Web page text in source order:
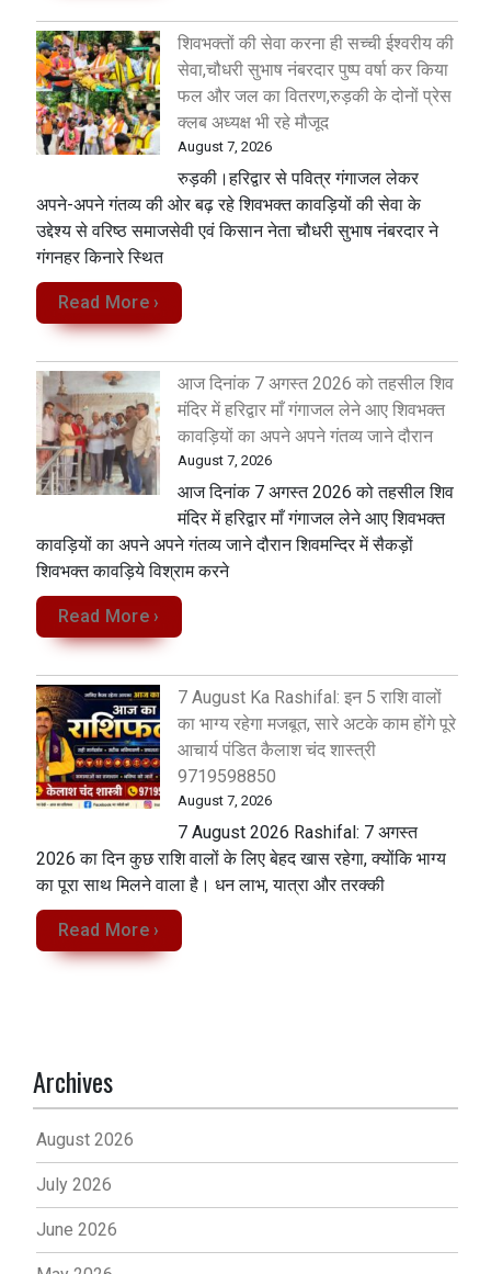
शिवभक्तों की सेवा करना ही सच्ची ईश्वरीय की
सेवा,चौधरी सुभाष नंबरदार पुष्प वर्षा कर किया
फल और जल का वितरण,रुड़की के दोनों प्रेस
क्लब अध्यक्ष भी रहे मौजूद
August 7, 2026
रुड़की।हरिद्वार से पवित्र गंगाजल लेकर
अपने-अपने गंतव्य की ओर बढ़ रहे शिवभक्त कावड़ियों की सेवा के
उद्देश्य से वरिष्ठ समाजसेवी एवं किसान नेता चौधरी सुभाष नंबरदार ने
गंगनहर किनारे स्थित
Read More ›
आज दिनांक 7 अगस्त 2026 को तहसील शिव
मंदिर में हरिद्वार माँ गंगाजल लेने आए शिवभक्त
कावड़ियों का अपने अपने गंतव्य जाने दौरान
August 7, 2026
आज दिनांक 7 अगस्त 2026 को तहसील शिव
मंदिर में हरिद्वार माँ गंगाजल लेने आए शिवभक्त
कावड़ियों का अपने अपने गंतव्य जाने दौरान शिवमन्दिर में सैकड़ों
शिवभक्त कावड़िये विश्राम करने
Read More ›
7 August Ka Rashifal: इन 5 राशि वालों
का भाग्य रहेगा मजबूत, सारे अटके काम होंगे पूरे
आचार्य पंडित कैलाश चंद शास्त्री
9719598850
August 7, 2026
7 August 2026 Rashifal: 7 अगस्त
2026 का दिन कुछ राशि वालों के लिए बेहद खास रहेगा, क्योंकि भाग्य
का पूरा साथ मिलने वाला है। धन लाभ, यात्रा और तरक्की
Read More ›
Archives
August 2026
July 2026
June 2026